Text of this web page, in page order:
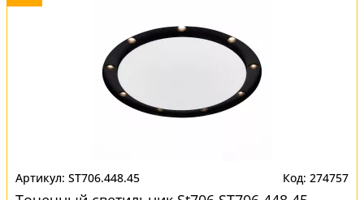
ST706.448.45 274757